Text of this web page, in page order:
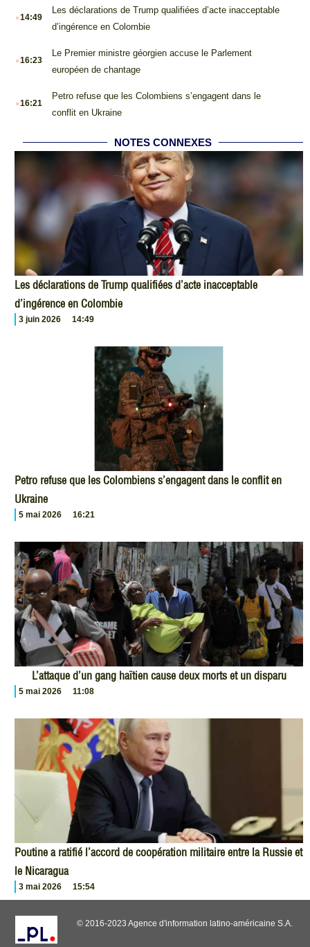
.14:49
Les déclarations de Trump qualifiées d’acte inacceptable
d’ingérence en Colombie
.16:23
Le Premier ministre géorgien accuse le Parlement
européen de chantage
.16:21
Petro refuse que les Colombiens s’engagent dans le
conflit en Ukraine
NOTES CONNEXES
Les déclarations de Trump qualifiées d’acte inacceptable
d’ingérence en Colombie
3 juin 2026 14:49
Petro refuse que les Colombiens s’engagent dans le conflit en
Ukraine
5 mai 2026 16:21
L’attaque d’un gang haïtien cause deux morts et un disparu
5 mai 2026 11:08
Poutine a ratifié l’accord de coopération militaire entre la Russie et
le Nicaragua
3 mai 2026 15:54
© 2016-2023 Agence d'information latino-américaine S.A.